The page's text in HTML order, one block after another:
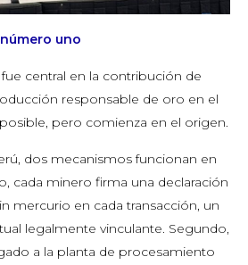
uno
central en la contribución de
responsable de oro en el
pero comienza en el origen.
dos mecanismos funcionan en
cada minero firma una declaración
mercurio en cada transacción, un
legalmente vinculante. Segundo,
a la planta de procesamiento